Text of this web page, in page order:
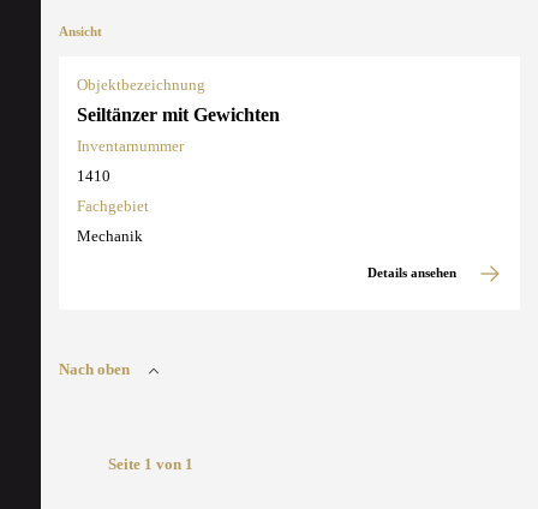
Ansicht
Objektbezeichnung
Seiltänzer mit Gewichten
Inventarnummer
1410
Fachgebiet
Mechanik
Details ansehen
Nach oben
Seite 1 von 1